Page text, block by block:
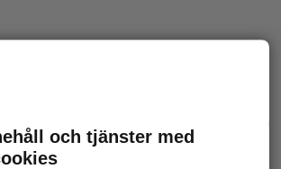
och tjänster med